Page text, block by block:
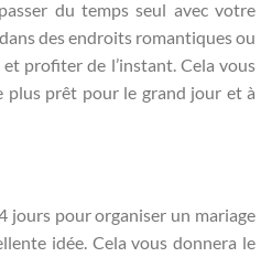
du temps seul avec votre
des endroits romantiques ou
profiter de l’instant. Cela vous
plus prêt pour le grand jour et à
jours pour organiser un mariage
idée. Cela vous donnera le